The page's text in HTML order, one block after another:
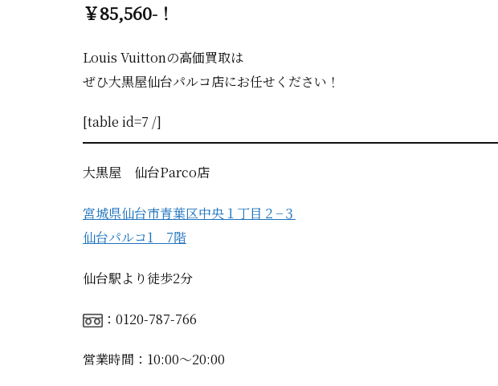
￥85,560-！
Louis Vuittonの高価買取は
ぜひ大黒屋仙台パルコ店にお任せください！
[table id=7 /]
大黒屋 仙台Parco店
宮城県仙台市青葉区中央１丁目２−３
仙台パルコ1 7階
仙台駅より徒歩2分
：0120-787-766
営業時間：10:00〜20:00